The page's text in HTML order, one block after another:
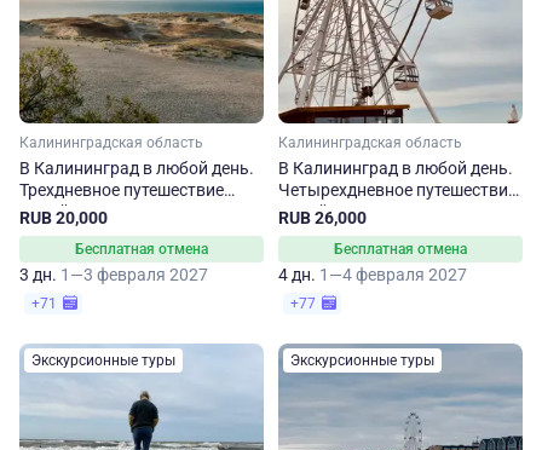
Калининградская область
В Калининград в любой день.
Трехдневное путешествие
зимой
RUB 20,000
Бесплатная отмена
3 дн. 1—3 февраля 2027
+71
Калининградская область
В Калининград в любой день.
Четырехдневное путешествие
зимой
RUB 26,000
Бесплатная отмена
4 дн. 1—4 февраля 2027
+77
Экскурсионные туры Экскурсионные туры